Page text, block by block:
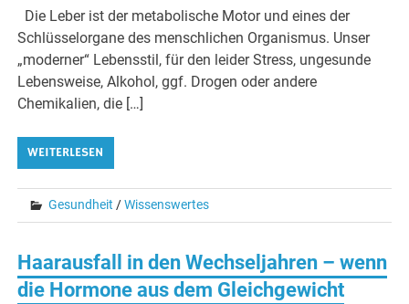
Die Leber ist der metabolische Motor und eines der
Schlüsselorgane des menschlichen Organismus. Unser
„moderner“ Lebensstil, für den leider Stress, ungesunde
Lebensweise, Alkohol, ggf. Drogen oder andere
Chemikalien, die […]
WEITERLESEN
Gesundheit /Wissenswertes
Haarausfall in den Wechseljahren – wenn
die Hormone aus dem Gleichgewicht